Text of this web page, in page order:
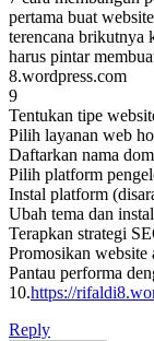
pertama buat
terencana brikutnya
harus pintar
8.wordpress.com
9
Tentukan tipe
Pilih layanan web
Daftarkan nama
Pilih platform
Instal platform
Ubah tema dan
Terapkan strategi
Promosikan website
Pantau performa
10.https://
Reply